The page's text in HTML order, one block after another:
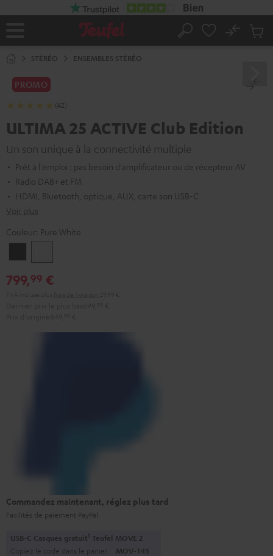
Page
Rechercher
No
STÉRÉO ENSEMBLES STÉRÉO
PROMO
(42)
ULTIMA 25 ACTIVE Club Edition
Un son unique à la connectivité multiple
Prêt à l'emploi : pas besoin d'amplificateur ou de récepteur AV
Radio DAB+ et FM
HDMI, Bluetooth, optique, AUX, carte son USB-C
Voir plus
Couleur: Pure White
Black White
799,99 €
Commandez maintenant, réglez plus tard
Facilités de paiement PayPal
USB-C Casques gratuit1 Teufel MOVE 2
Copiez le code dans le panier. MOV-T4S